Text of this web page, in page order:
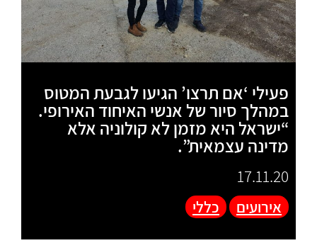
פעילי ‘אם תרצו’ הגיעו לגבעת המטוס
במהלך סיור של אנשי האיחוד האירופי.
“ישראל היא מזמן לא קולוניה אלא
מדינה עצמאית”.
17.11.20
אירועים כללי